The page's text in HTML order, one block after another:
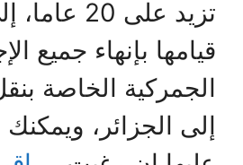
تزيد على 20
قيامها بإنهاء جميع
الجمركية الخاصة
إلى الجزائر، ويمكنك